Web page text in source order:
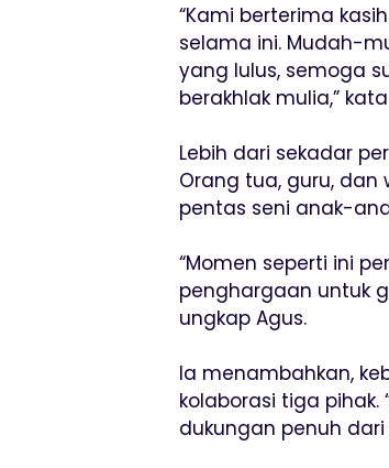
“Kami berterima
selama ini. Mudah-
yang lulus, semoga
berakhlak mulia,”
Lebih dari sekadar
Orang tua, guru,
pentas seni anak-
“Momen seperti ini
penghargaan untuk
ungkap Agus.
Ia menambahkan,
kolaborasi tiga pihak.
dukungan penuh